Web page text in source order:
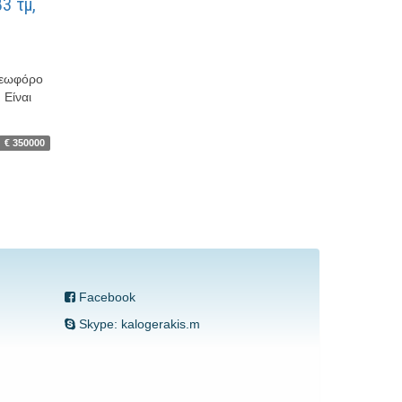
τμ,
€ 350000
Facebook
Skype: kalogerakis.m